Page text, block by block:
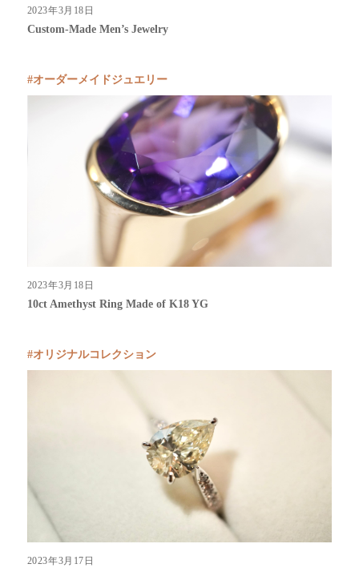
2023年3月18日
Custom-Made Men’s Jewelry
オーダーメイドジュエリー
2023年3月18日
10ct Amethyst Ring Made of K18 YG
オリジナルコレクション
2023年3月17日